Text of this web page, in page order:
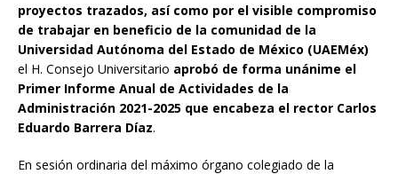
proyectos trazados, así como por el visible compromiso
de trabajar en beneficio de la comunidad de la
Universidad Autónoma del Estado de México (UAEMéx)
el H. Consejo Universitario aprobó de forma unánime el
Primer Informe Anual de Actividades de la
Administración 2021-2025 que encabeza el rector Carlos
Eduardo Barrera Díaz.
En sesión ordinaria del máximo órgano colegiado de la